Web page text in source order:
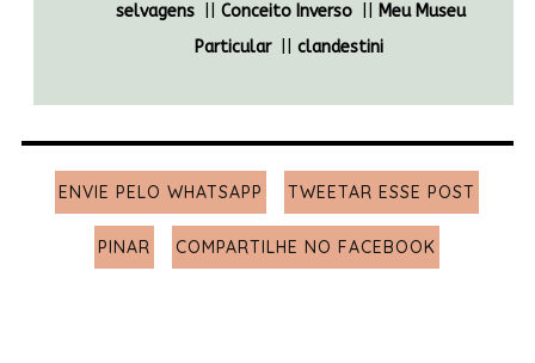
selvagens ||Conceito Inverso ||Meu Museu
Particular|| clandestini
ENVIE PELO WHATSAPP TWEETAR ESSE POST
PINAR COMPARTILHE NO FACEBOOK